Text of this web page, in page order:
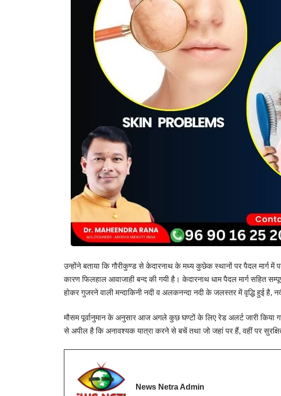
उन्होंने बताया कि गौरीकुण्ड से केदारनाथ के मध्य कुछेक स्थानों पर पैदल मार्ग में
कारण फिलहाल आवाजाही बन्द की गयी है। केदारनाथ धाम पैदल मार्ग सहित
होकर गुजरने वाली मन्दाकिनी नदी व अलकनन्दा नदी के जलस्तर में वृद्धि हुई है,
मौसम पूर्वानुमान के अनुसार आज अगले कुछ घण्टों के लिए रेड अलर्ट जारी
से अपील है कि अनावश्यक यात्रा करने से बचें तथा जो जहां पर हैं, वहीं पर
News Netra Admin